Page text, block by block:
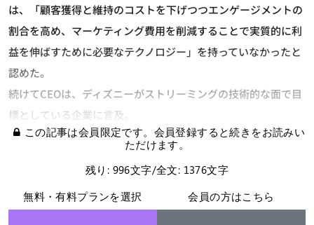
は、「顧客獲得と維持のコストを下げつつエンゲージメントの
割合を高め、マーケティング費用を削減することで実質的に利
益を伸ばすために必要なテクノロジー」を持っていなかったと
認めた。
続けてCEOは、ディズニーがストリーミングの技術的な面で目
標としている企業に言及。
この記事は会員限定です。会員登録すると続きをお読みい
ただけます。
残り: 996文字/全文: 1376文字
無料・有料プランを選択
会員の方はこちら